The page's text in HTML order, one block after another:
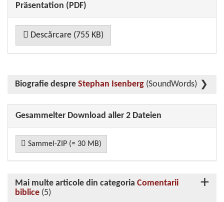
Präsentation (PDF)
Descărcare (755 KB)
Biografie despre Stephan Isenberg (SoundWords)
Gesammelter Download aller 2 Dateien
Sammel-ZIP (≈ 30 MB)
Mai multe articole din categoria Comentarii
biblice (5)